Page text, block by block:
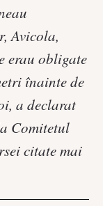
Avicola,
erau obligate
înainte de
a declarat
Comitetul
citate mai